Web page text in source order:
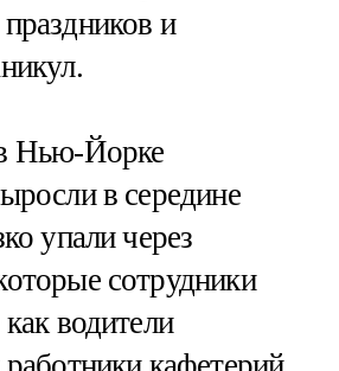
и
Нью-Йорке
в середине
упали через
сотрудники
водители